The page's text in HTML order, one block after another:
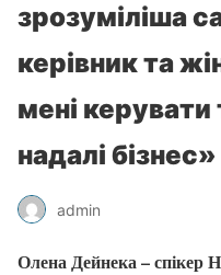
зрозуміліша
керівник та
мені керувати
надалі бізнес»
admin
Олена Дейнека – спікер